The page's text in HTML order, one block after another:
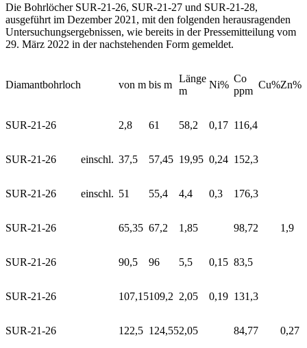
Die Bohrlöcher SUR-21-26, SUR-21-27 und SUR-21-28,
ausgeführt im Dezember 2021, mit den folgenden herausragenden
Untersuchungsergebnissen, wie bereits in der Pressemitteilung vom
29. März 2022 in der nachstehenden Form gemeldet.
Diamantbohrloch von m bis m
Länge
m
Ni%
Co
ppm
Cu%Zn%
SUR-21-26 2,8 61 58,2 0,17 116,4
SUR-21-26 einschl. 37,5 57,45 19,95 0,24 152,3
SUR-21-26 einschl. 51 55,4 4,4 0,3 176,3
SUR-21-26 65,35 67,2 1,85 98,72 1,9
SUR-21-26 90,5 96 5,5 0,15 83,5
SUR-21-26 107,15109,2 2,05 0,19 131,3
SUR-21-26 122,5 124,552,05 84,77 0,27